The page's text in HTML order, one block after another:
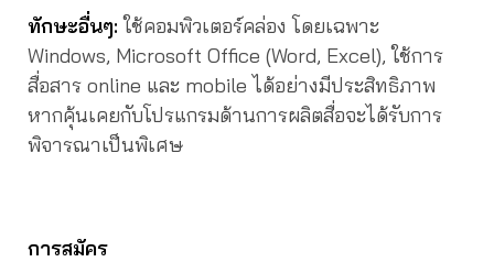
ทักษะอื่นๆ: ใช้คอมพิวเตอร์คล่อง โดยเฉพาะ
Windows, Microsoft Office (Word, Excel), ใช้การ
สื่อสาร online และ mobile ได้อย่างมีประสิทธิภาพ
หากคุ้นเคยกับโปรแกรมด้านการผลิตสื่อจะได้รับการ
พิจารณาเป็นพิเศษ
การสมัคร